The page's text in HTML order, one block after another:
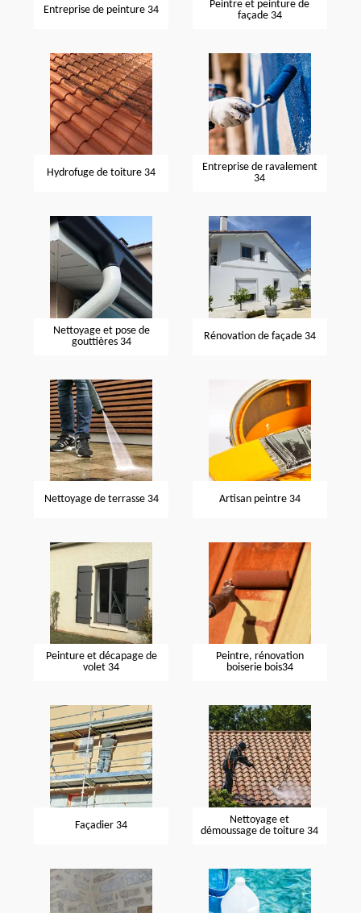
Entreprise de peinture 34
Peintre et peinture de
façade 34
Hydrofuge de toiture 34
Entreprise de ravalement
34
Nettoyage et pose de
gouttières 34
Rénovation de façade 34
Nettoyage de terrasse 34 Artisan peintre 34
Peinture et décapage de
volet 34
Peintre, rénovation
boiserie bois34
Façadier 34
Nettoyage et
démoussage de toiture 34